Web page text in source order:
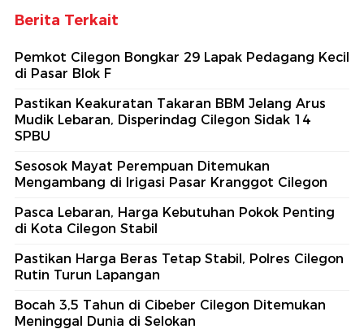
Berita Terkait
Pemkot Cilegon Bongkar 29 Lapak Pedagang Kecil
di Pasar Blok F
Pastikan Keakuratan Takaran BBM Jelang Arus
Mudik Lebaran, Disperindag Cilegon Sidak 14
SPBU
Sesosok Mayat Perempuan Ditemukan
Mengambang di Irigasi Pasar Kranggot Cilegon
Pasca Lebaran, Harga Kebutuhan Pokok Penting
di Kota Cilegon Stabil
Pastikan Harga Beras Tetap Stabil, Polres Cilegon
Rutin Turun Lapangan
Bocah 3,5 Tahun di Cibeber Cilegon Ditemukan
Meninggal Dunia di Selokan